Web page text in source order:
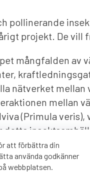
pollinerande
projekt. De vill
mångfalden av
nätverket mellan
mellan
(Primula veris),
skötas
att förbättra din
använda godkänner
webbplatsen.